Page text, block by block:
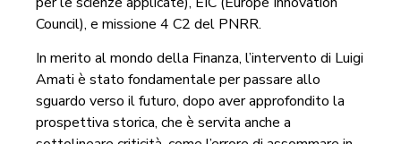
Council), e missione 4 C2 del PNRR.
In merito al mondo della Finanza, l’intervento di Luigi
Amati è stato fondamentale per passare allo
sguardo verso il futuro, dopo aver approfondito la
prospettiva storica, che è servita anche a